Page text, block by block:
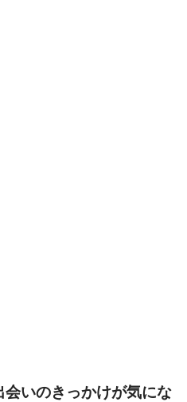
会いのきっかけが気にな